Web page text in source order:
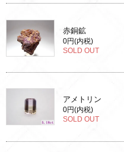
赤銅鉱
0円(内税)
SOLD OUT
アメトリン
0円(内税)
SOLD OUT